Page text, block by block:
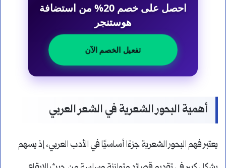
احصل على خصم 20% من استضافة
هوستنجر
تفعيل الخصم الآن
أهمية البحور الشعرية في الشعر العربي
يعتبر فهم البحور الشعرية جزءًا أساسيًا في الأدب العربي، إذ يسهم